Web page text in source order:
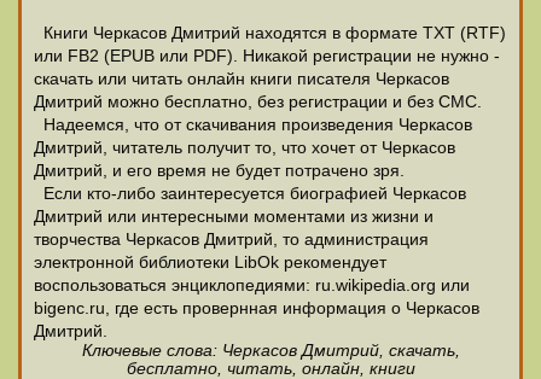
Книги Черкасов Дмитрий находятся в формате ТХТ (RTF)
или FB2 (EPUB или PDF). Никакой регистрации не нужно -
скачать или читать онлайн книги писателя Черкасов
Дмитрий можно бесплатно, без регистрации и без СМС.
Надеемся, что от скачивания произведения Черкасов
Дмитрий, читатель получит то, что хочет от Черкасов
Дмитрий, и его время не будет потрачено зря.
Если кто-либо заинтересуется биографией Черкасов
Дмитрий или интересными моментами из жизни и
творчества Черкасов Дмитрий, то администрация
электронной библиотеки LibOk рекомендует
воспользоваться энциклопедиями: ru.wikipedia.org или
bigenc.ru, где есть провернная информация о Черкасов
Дмитрий.
Ключевые слова: Черкасов Дмитрий, скачать,
бесплатно, читать, онлайн, книги